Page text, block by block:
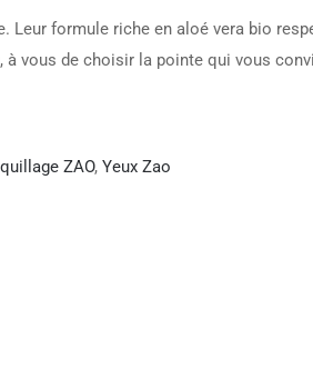
Leur formule riche en aloé vera bio
à vous de choisir la pointe qui vous
ZAO, Yeux Zao